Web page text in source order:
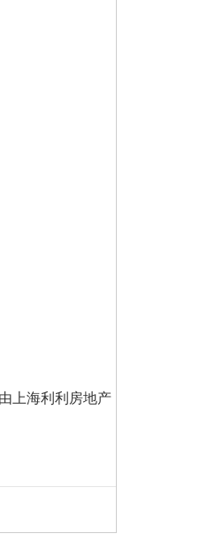
上海利利房地产